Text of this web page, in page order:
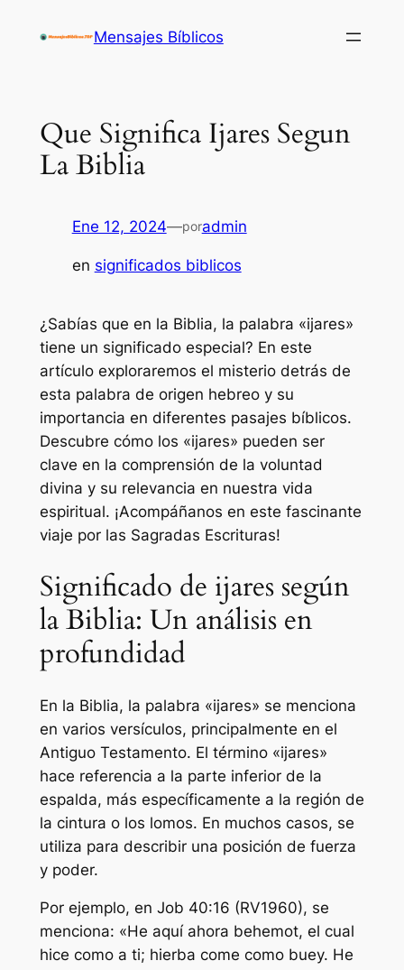
Mensajes Bíblicos
Que Significa Ijares Segun
La Biblia
Ene 12, 2024—poradmin
en significados biblicos
¿Sabías que en la Biblia, la palabra «ijares»
tiene un significado especial? En este
artículo exploraremos el misterio detrás de
esta palabra de origen hebreo y su
importancia en diferentes pasajes bíblicos.
Descubre cómo los «ijares» pueden ser
clave en la comprensión de la voluntad
divina y su relevancia en nuestra vida
espiritual. ¡Acompáñanos en este fascinante
viaje por las Sagradas Escrituras!
Significado de ijares según
la Biblia: Un análisis en
profundidad
En la Biblia, la palabra «ijares» se menciona
en varios versículos, principalmente en el
Antiguo Testamento. El término «ijares»
hace referencia a la parte inferior de la
espalda, más específicamente a la región de
la cintura o los lomos. En muchos casos, se
utiliza para describir una posición de fuerza
y poder.
Por ejemplo, en Job 40:16 (RV1960), se
menciona: «He aquí ahora behemot, el cual
hice como a ti; hierba come como buey. He